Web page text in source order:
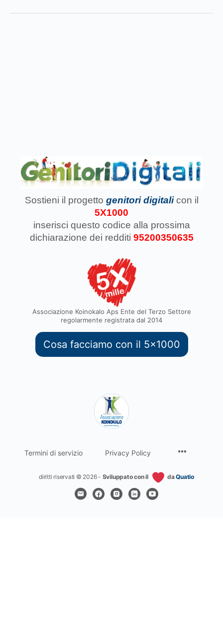
Sostieni il progetto genitori digitali con il
5X1000
inserisci questo codice alla prossima
dichiarazione dei redditi 95200350635
Associazione Koinokalo Aps Ente del Terzo Settore
regolarmente registrata dal 2014
Cosa facciamo con il 5x1000
Termini di servizio Privacy Policy
diritti riservati © 2026 - Sviluppato con il daQuatio